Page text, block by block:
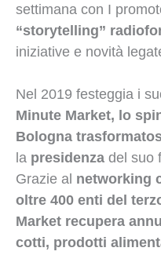
settimana con I
“storytelling”
iniziative e novità
Nel 2019 festeggia i
Minute Market, lo
Bologna
la presidenza del suo
Grazie al networking
oltre 400 enti del
Market recupera
cotti, prodotti